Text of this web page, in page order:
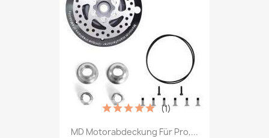
MD Motorabdeckung Für Pro,...
(1)